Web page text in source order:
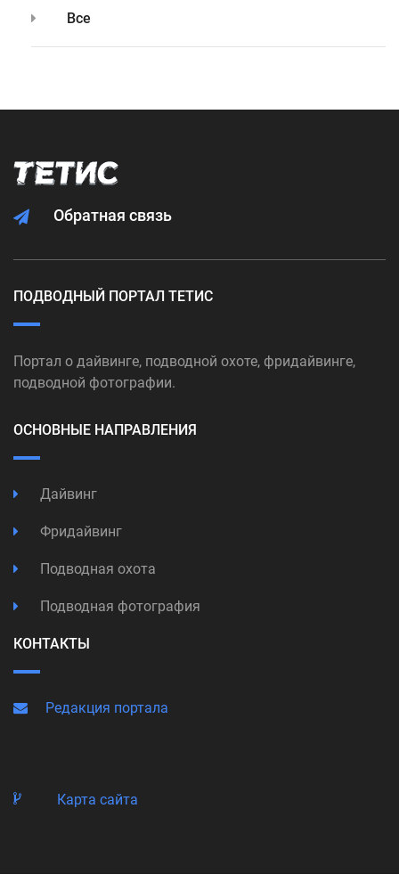
Все
Обратная связь
ПОДВОДНЫЙ ПОРТАЛ ТЕТИС
Портал о дайвинге, подводной охоте, фридайвинге,
подводной фотографии.
ОСНОВНЫЕ НАПРАВЛЕНИЯ
Дайвинг
Фридайвинг
Подводная охота
Подводная фотография
КОНТАКТЫ
Редакция портала
Карта сайта